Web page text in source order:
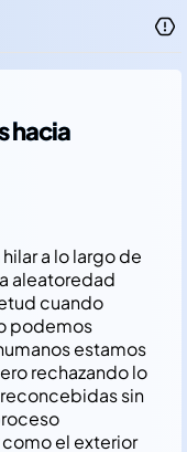
hacia
a lo largo de
aleatoredad
cuando
podemos
estamos
rechazando lo
sin
el exterior